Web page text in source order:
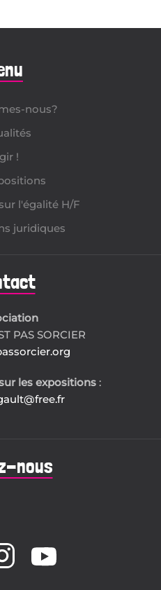
nous?
!
l'égalité H/F
juridiques
PAS SORCIER
les expositions :
nous